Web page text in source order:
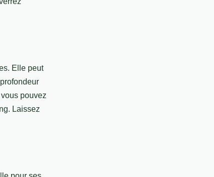
Elle peut
pouvez
Laissez